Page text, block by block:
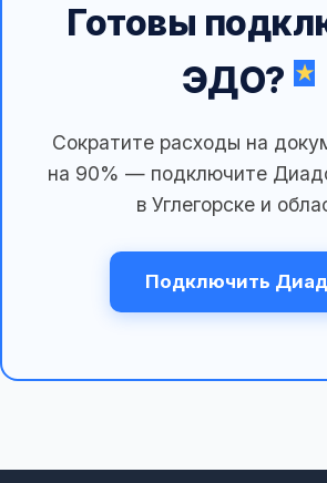
Готовы
ЭДО?
Сократите расходы на
на 90% — подключите
в Углегорске и
Подключить